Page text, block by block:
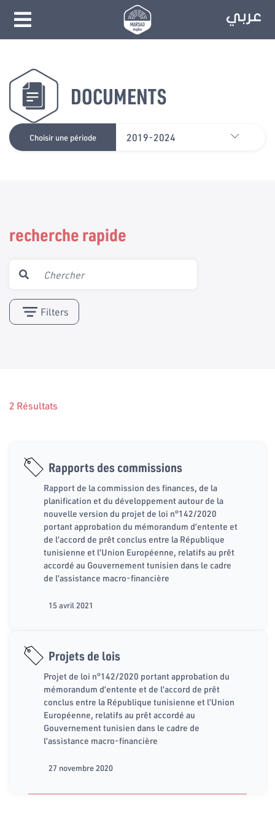
DOCUMENTS
Choisir une période 2019-2024
recherche rapide
Filters
2 Résultats
Rapports des commissions
Rapport de la commission des finances, de la
planification et du développement autour de la
nouvelle version du projet de loi n°142/2020
portant approbation du mémorandum d’entente et
de l’accord de prêt conclus entre la République
tunisienne et l’Union Européenne, relatifs au prêt
accordé au Gouvernement tunisien dans le cadre
de l’assistance macro-financière
15 avril 2021
Projets de lois
Projet de loi n°142/2020 portant approbation du
mémorandum d’entente et de l’accord de prêt
conclus entre la République tunisienne et l’Union
Européenne, relatifs au prêt accordé au
Gouvernement tunisien dans le cadre de
l’assistance macro-financière
27 novembre 2020